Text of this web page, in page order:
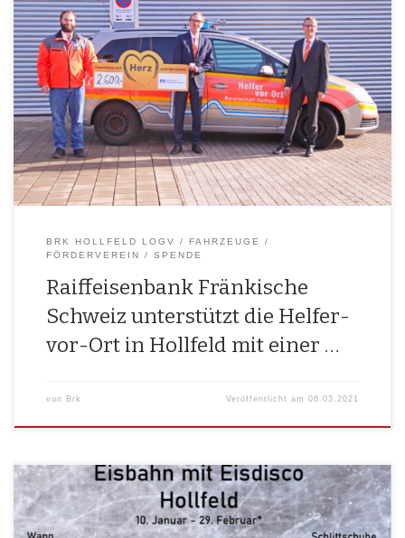
Holl­feld – Die Raiff­ei­sen­bank Frän­ki­sche Schweiz unter­stützt die
Anschaf­fung eines neuen Ein­satz­fahr­zeugs der Hel­fer-vor-Ort (HvO) des
BRK Holl­feld LogV mit einer Spen­de in Höhe von 2.600 Euro. Über
groß­zü­gi­ge Unter­stüt­zung der Raiff­ei­sen­bank Frän­ki­sche Schweiz (eG)
bei der Anschaf­fung eines neuen Hel­fer-vor-Ort-Fahr­zeu­ges dür­fen sich
die Mit­glie­der der BRK Holl­feld LogV freu­en. Eine Spen­de in Höhe von
2.600 […]
BRK HOLLFELD LOGV
FAHRZEUGE
FÖRDERVEREIN
SPENDE
Raiffeisenbank Fränkische
Schweiz unterstützt die Helfer-
vor-Ort in Hollfeld mit einer …
von Brk Veröffentlicht am06.03.2021